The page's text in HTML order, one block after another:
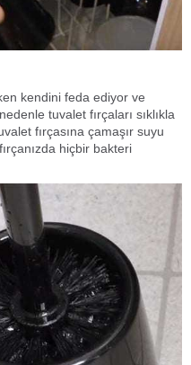
kendini feda ediyor ve
tuvalet fırçaları sıklıkla
fırçasına çamaşır suyu
hiçbir bakteri